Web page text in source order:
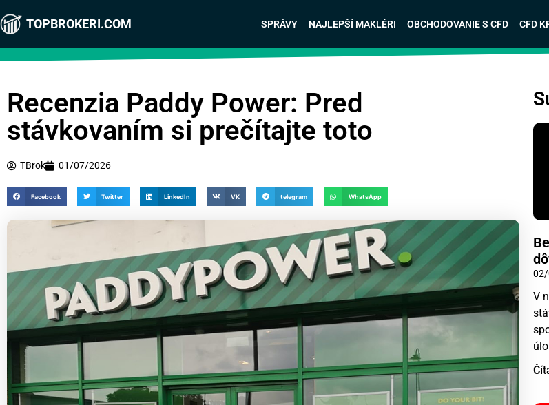
TOPBROKERI.COM SPRÁVY NAJLEPŠÍ MAKLÉRI OBCHODOVANIE S CFD CFD
Recenzia Paddy Power: Pred
stávkovaním si prečítajte toto
TBrok 01/07/2026
Facebook Twitter LinkedIn VK telegram WhatsApp
V